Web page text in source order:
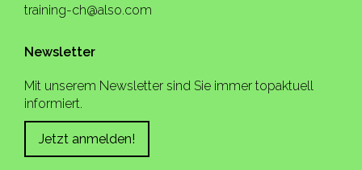
training-ch@also.com
Newsletter
Mit unserem Newsletter sind Sie immer topaktuell
informiert.
Jetzt anmelden!